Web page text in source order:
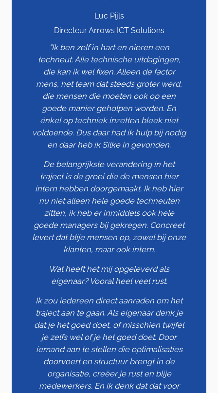
Luc Pijls
Directeur Arrows ICT Solutions
“Ik ben zelf in hart en nieren een
techneut. Alle technische uitdagingen,
die kan ik wel fixen. Alleen de factor
mens, het team dat steeds groter werd,
die mensen die moeten ook op een
goede manier geholpen worden. En
énkel op techniek inzetten bleek niet
voldoende. Dus daar had ik hulp bij nodig
en daar heb ik Silke in gevonden.
De belangrijkste verandering in het
traject is de groei die de mensen hier
intern hebben doorgemaakt. Ik heb hier
nu niet alleen hele goede techneuten
zitten, ik heb er inmiddels ook hele
goede managers bij gekregen. Concreet
levert dat blije mensen op, zowel bij onze
klanten, maar ook intern.
Wat heeft het mij opgeleverd als
eigenaar? Vooral heel veel rust.
Ik zou iedereen direct aanraden om het
traject aan te gaan. Als eigenaar denk je
dat je het goed doet, of misschien twijfel
je zelfs wel of je het goed doet. Door
iemand aan te stellen die optimalisaties
doorvoert en structuur brengt in de
organisatie, creëer je rust en blije
medewerkers. En ik denk dat dat voor